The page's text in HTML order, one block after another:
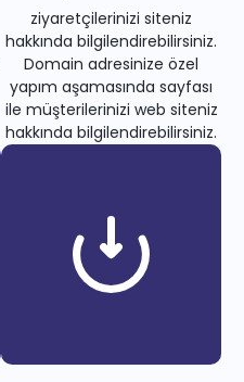
ziyaretçilerinizi siteniz
hakkında bilgilendirebilirsiniz.
Domain adresinize özel
yapım aşamasında sayfası
ile müşterilerinizi web siteniz
hakkında bilgilendirebilirsiniz.